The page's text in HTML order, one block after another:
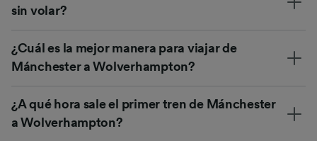
sin volar?
¿Cuál es la mejor manera para viajar de
Mánchester a Wolverhampton?
¿A qué hora sale el primer tren de Mánchester
a Wolverhampton?